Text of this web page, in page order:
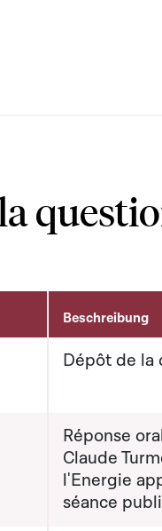
Beschreibung
Dépôt de la
Réponse
Claude
l'Energie
séance